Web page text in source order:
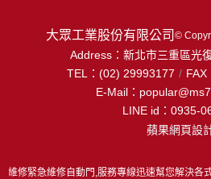
大眾工業股份有限公司 ©
Address： 新北市三重區光
TEL： (02) 29993177 / FAX
E-Mail：
LINE id： 0935-
蘋果網頁設
維修緊急維修自動門,服務專線迅速幫您解決各